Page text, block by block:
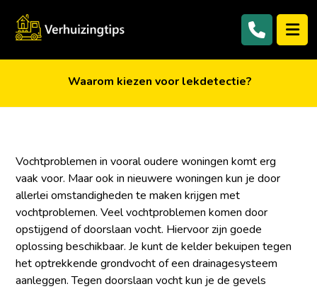
Waarom kiezen voor lekdetectie?
Vochtproblemen in vooral oudere woningen komt erg
vaak voor. Maar ook in nieuwere woningen kun je door
allerlei omstandigheden te maken krijgen met
vochtproblemen. Veel vochtproblemen komen door
opstijgend of doorslaan vocht. Hiervoor zijn goede
oplossing beschikbaar. Je kunt de kelder bekuipen tegen
het optrekkende grondvocht of een drainagesysteem
aanleggen. Tegen doorslaan vocht kun je de gevels